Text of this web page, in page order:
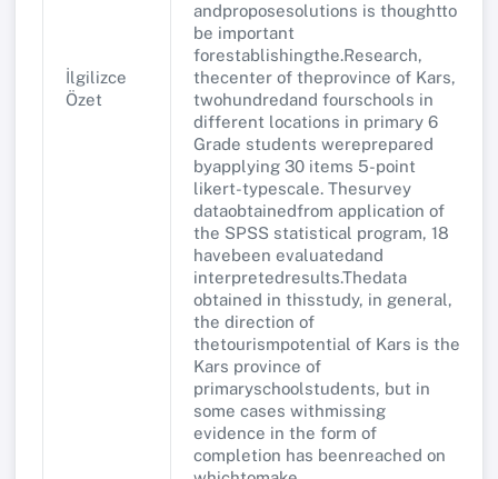
İlgilizce
Özet
andproposesolutions is thoughtto
be important
forestablishingthe.Research,
thecenter of theprovince of Kars,
twohundredand fourschools in
different locations in primary 6
Grade students wereprepared
byapplying 30 items 5-point
likert-typescale. Thesurvey
dataobtainedfrom application of
the SPSS statistical program, 18
havebeen evaluatedand
interpretedresults.Thedata
obtained in thisstudy, in general,
the direction of
thetourismpotential of Kars is the
Kars province of
primaryschoolstudents, but in
some cases withmissing
evidence in the form of
completion has beenreached on